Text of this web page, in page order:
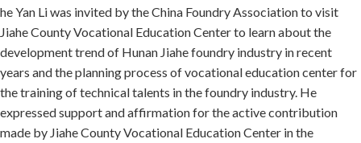
he Yan Li was invited by the China Foundry Association to visit
Jiahe County Vocational Education Center to learn about the
development trend of Hunan Jiahe foundry industry in recent
years and the planning process of vocational education center for
the training of technical talents in the foundry industry. He
expressed support and affirmation for the active contribution
made by Jiahe County Vocational Education Center in the